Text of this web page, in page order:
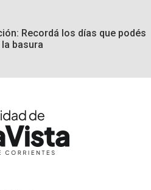
Recordá los días que podés
basura